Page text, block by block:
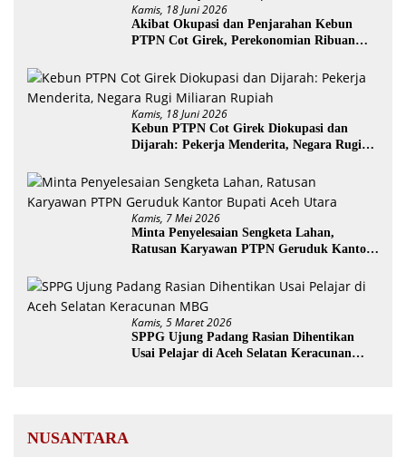
Kamis, 18 Juni 2026
Akibat Okupasi dan Penjarahan Kebun
PTPN Cot Girek, Perekonomian Ribuan
Kamis, 18 Juni 2026
Kebun PTPN Cot Girek Diokupasi dan
Dijarah: Pekerja Menderita, Negara Rugi
Kamis, 7 Mei 2026
Minta Penyelesaian Sengketa Lahan,
Ratusan Karyawan PTPN Geruduk Kantor
Kamis, 5 Maret 2026
SPPG Ujung Padang Rasian Dihentikan
Usai Pelajar di Aceh Selatan Keracunan
NUSANTARA